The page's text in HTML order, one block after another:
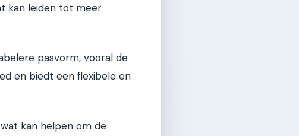
kan leiden tot meer
pasvorm, vooral de
en biedt een flexibele en
kan helpen om de